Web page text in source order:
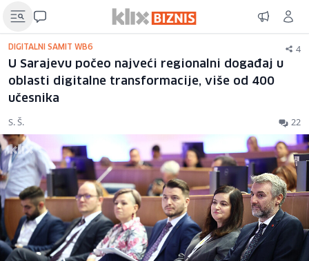
DIGITALNI SAMIT WB6 4
U Sarajevu počeo najveći regionalni događaj u
oblasti digitalne transformacije, više od 400
učesnika
S. Š. 22